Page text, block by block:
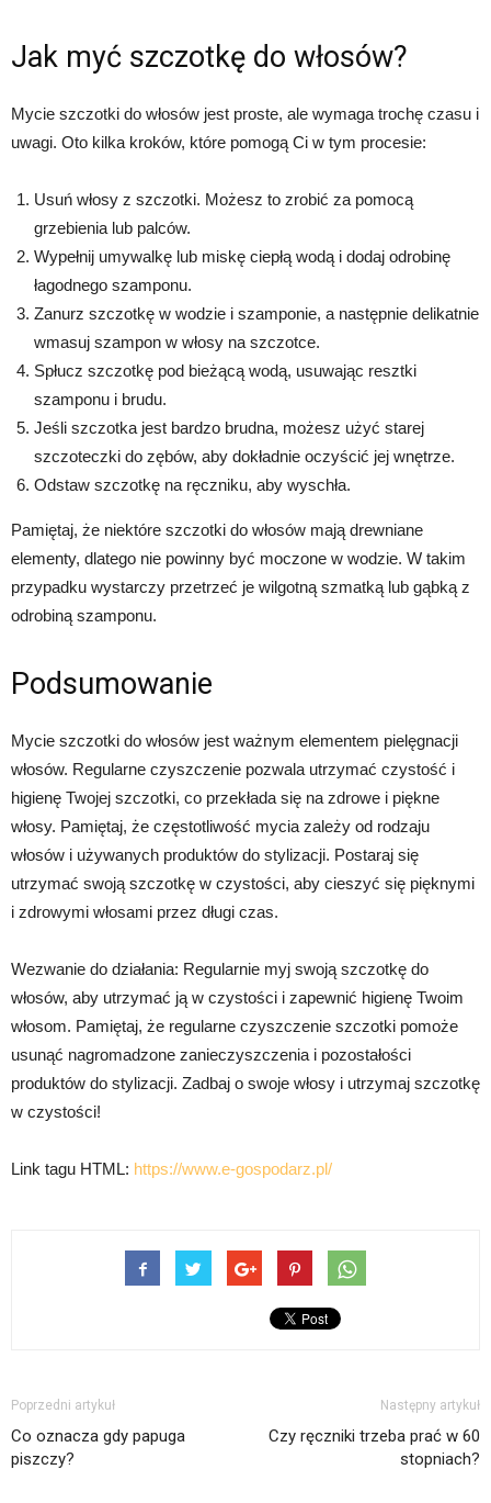
Jak myć szczotkę do włosów?
Mycie szczotki do włosów jest proste, ale wymaga trochę czasu i
uwagi. Oto kilka kroków, które pomogą Ci w tym procesie:
Usuń włosy z szczotki. Możesz to zrobić za pomocą
grzebienia lub palców.
Wypełnij umywalkę lub miskę ciepłą wodą i dodaj odrobinę
łagodnego szamponu.
Zanurz szczotkę w wodzie i szamponie, a następnie delikatnie
wmasuj szampon w włosy na szczotce.
Spłucz szczotkę pod bieżącą wodą, usuwając resztki
szamponu i brudu.
Jeśli szczotka jest bardzo brudna, możesz użyć starej
szczoteczki do zębów, aby dokładnie oczyścić jej wnętrze.
Odstaw szczotkę na ręczniku, aby wyschła.
Pamiętaj, że niektóre szczotki do włosów mają drewniane
elementy, dlatego nie powinny być moczone w wodzie. W takim
przypadku wystarczy przetrzeć je wilgotną szmatką lub gąbką z
odrobiną szamponu.
Podsumowanie
Mycie szczotki do włosów jest ważnym elementem pielęgnacji
włosów. Regularne czyszczenie pozwala utrzymać czystość i
higienę Twojej szczotki, co przekłada się na zdrowe i piękne
włosy. Pamiętaj, że częstotliwość mycia zależy od rodzaju
włosów i używanych produktów do stylizacji. Postaraj się
utrzymać swoją szczotkę w czystości, aby cieszyć się pięknymi
i zdrowymi włosami przez długi czas.
Wezwanie do działania: Regularnie myj swoją szczotkę do
włosów, aby utrzymać ją w czystości i zapewnić higienę Twoim
włosom. Pamiętaj, że regularne czyszczenie szczotki pomoże
usunąć nagromadzone zanieczyszczenia i pozostałości
produktów do stylizacji. Zadbaj o swoje włosy i utrzymaj szczotkę
w czystości!
Link tagu HTML: https://www.e-gospodarz.pl/
Poprzedni artykuł
Co oznacza gdy papuga
piszczy?
Następny artykuł
Czy ręczniki trzeba prać w 60
stopniach?